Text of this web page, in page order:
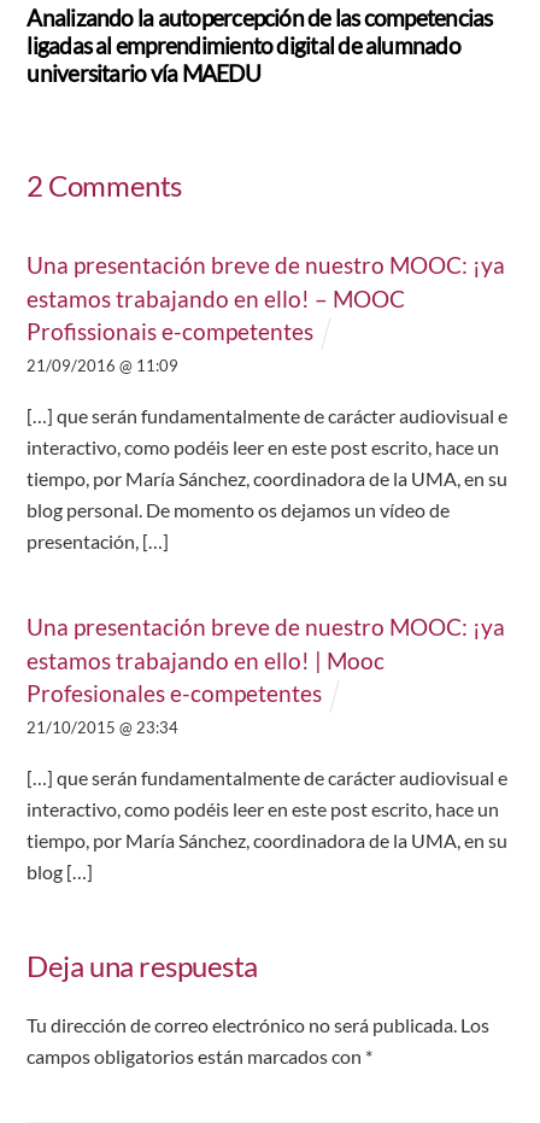
Analizando la autopercepción de las competencias
ligadas al emprendimiento digital de alumnado
universitario vía MAEDU
2 Comments
Una presentación breve de nuestro MOOC: ¡ya
estamos trabajando en ello! – MOOC
Profissionais e-competentes
21/09/2016 @ 11:09
[…] que serán fundamentalmente de carácter audiovisual e
interactivo, como podéis leer en este post escrito, hace un
tiempo, por María Sánchez, coordinadora de la UMA, en su
blog personal. De momento os dejamos un vídeo de
presentación, […]
Una presentación breve de nuestro MOOC: ¡ya
estamos trabajando en ello! | Mooc
Profesionales e-competentes
21/10/2015 @ 23:34
[…] que serán fundamentalmente de carácter audiovisual e
interactivo, como podéis leer en este post escrito, hace un
tiempo, por María Sánchez, coordinadora de la UMA, en su
blog […]
Deja una respuesta
Tu dirección de correo electrónico no será publicada. Los
campos obligatorios están marcados con *